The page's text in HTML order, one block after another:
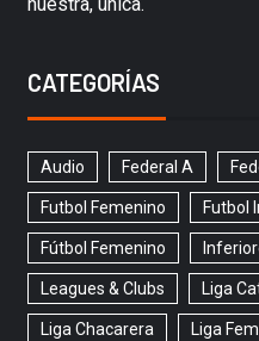
CATEGORÍAS
Audio Federal A
Futbol Femenino Futbol
Fútbol Femenino
Leagues & Clubs Liga
Liga Chacarera Liga